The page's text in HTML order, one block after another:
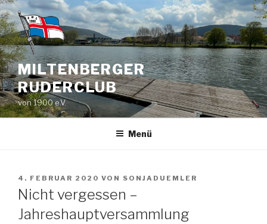
Zum
Inhalt
springen
MILTENBERGER
RUDERCLUB
von 1900 e.V.
Menü
VERÖFFENTLICHT
AM
4. FEBRUAR 2020 VON SONJADUEMLER
Nicht vergessen –
Jahreshauptversammlung